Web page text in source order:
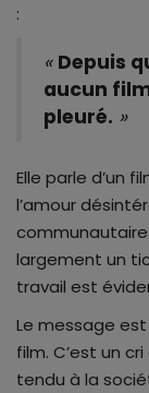
:
« Depuis
aucun
pleuré. »
Elle parle d’un
l’amour
largement un
travail est
Le message est
film. C’est un
tendu à la